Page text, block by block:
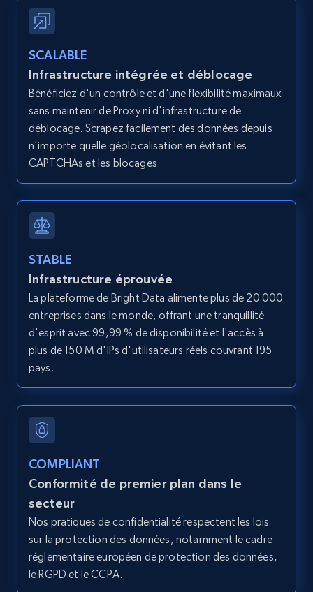
URL, User posted, Description, Hashtags, Num
comments, Date posted, Likes, Views, and
3.7K+ 436+ Essai gratuit
Instagram - Reels - Collect all Reels from
Instagram profiles (without the post
timestamp)
URL, User posted, Description, Hashtags, Num
comments, Date posted, Likes, Views, and
more.
436+
X (formerly Twitter) - Profiles
Profile image link, External link, and more.
X (formerly Twitter) - Profiles - Collect
profile information by user name
X id, URL, ID, Profile name, Biography, Is verified,
Profile image link, External link, and more.
3.5K+ 224+
SCALABLE
Infrastructure intégrée et déblocage
Bénéficiez d'un contrôle et d'une flexibilité maximaux
sans maintenir de Proxy ni d'infrastructure de
déblocage. Scrapez facilement des données depuis
n'importe quelle géolocalisation en évitant les
CAPTCHAs et les blocages.
STABLE
Infrastructure éprouvée
La plateforme de Bright Data alimente plus de 20 000
entreprises dans le monde, offrant une tranquillité
d'esprit avec 99,99 % de disponibilité et l'accès à
plus de 150 M d'IPs d'utilisateurs réels couvrant 195
pays.
COMPLIANT
Conformité de premier plan dans le
secteur
Nos pratiques de confidentialité respectent les lois
sur la protection des données, notamment le cadre
réglementaire européen de protection des données,
le RGPD et le CCPA.